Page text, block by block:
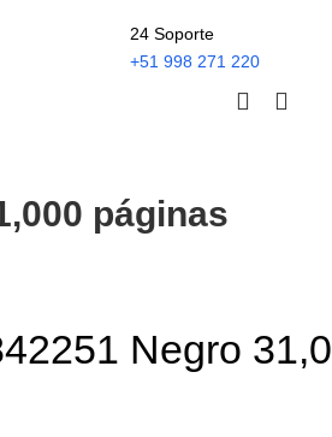
24 Soporte
+51 998 271 220
páginas
Negro